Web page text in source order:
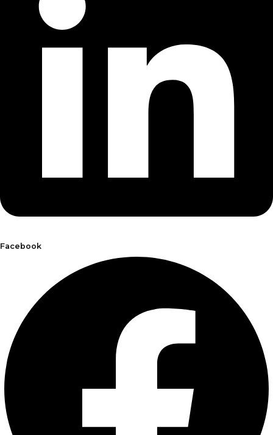
Facebook